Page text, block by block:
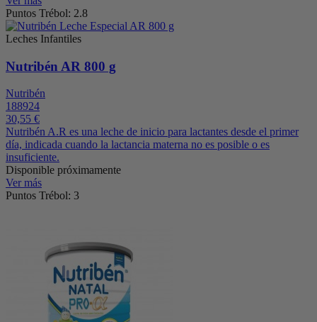
Puntos Trébol: 2.8
Leches Infantiles
Nutribén AR 800 g
Nutribén
188924
30,55 €
Nutribén A.R es una leche de inicio para lactantes desde el primer
día, indicada cuando la lactancia materna no es posible o es
insuficiente.
Disponible próximamente
Ver más
Puntos Trébol: 3